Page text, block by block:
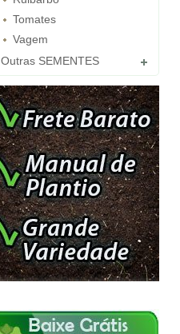
Tomates
Vagem
Outras SEMENTES